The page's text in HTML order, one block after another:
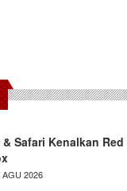
Safari Kenalkan Red
2026